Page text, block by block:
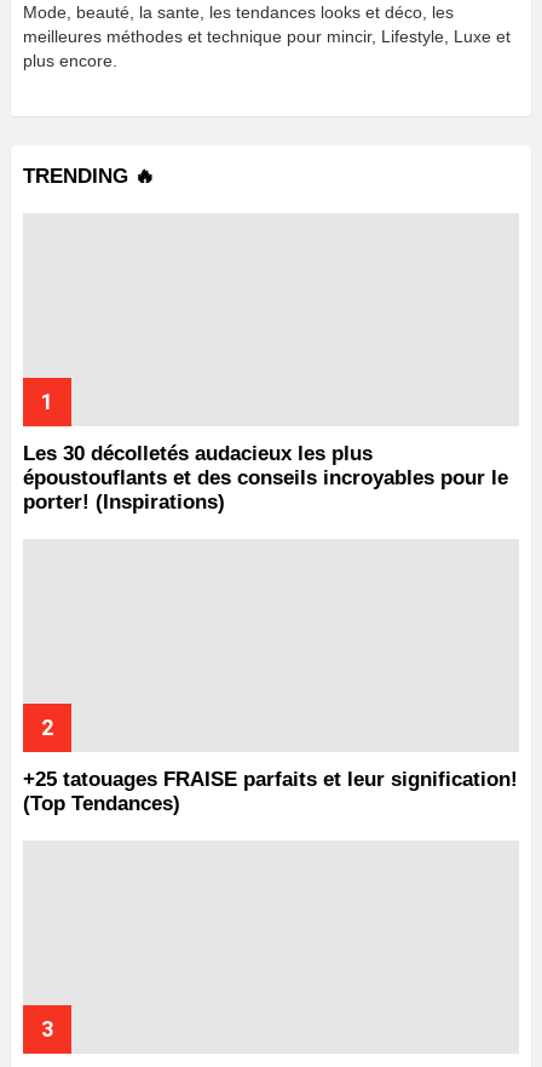
Mode, beauté, la sante, les tendances looks et déco, les
meilleures méthodes et technique pour mincir, Lifestyle, Luxe et
plus encore.
TRENDING 🔥
Les 30 décolletés audacieux les plus
époustouflants et des conseils incroyables pour le
porter! (Inspirations)
+25 tatouages ​​FRAISE parfaits et leur signification!
(Top Tendances)